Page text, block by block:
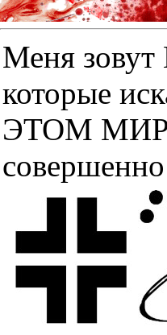
Меня зовут
которые
ЭТОМ